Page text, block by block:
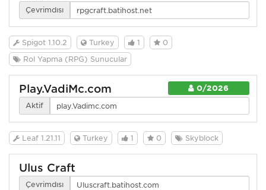
Çevrimdışı
Spigot 1.10.2 Turkey 1
0
Rol Yapma (RPG) Sunucular
0/2026
Play.VadiMc.com
Aktif
Leaf 1.21.11 Turkey 1 0 Skyblock
Ulus Craft
Çevrimdışı